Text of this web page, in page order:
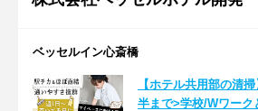
ベッセルイン心斎橋
【ホテル共用部の清
半まで>学校/Wワーク